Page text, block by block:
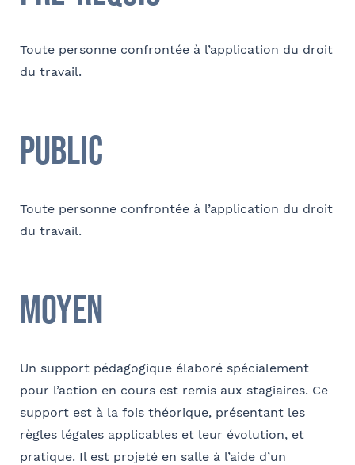
Toute personne confrontée à l’application du droit
du travail.
Public
Toute personne confrontée à l’application du droit
du travail.
Moyen
Un support pédagogique élaboré spécialement
pour l’action en cours est remis aux stagiaires. Ce
support est à la fois théorique, présentant les
règles légales applicables et leur évolution, et
pratique. Il est projeté en salle à l’aide d’un
Code postal
Ville
E-mail
Contact au service formation pour toute précision
Barthélémy Avocats